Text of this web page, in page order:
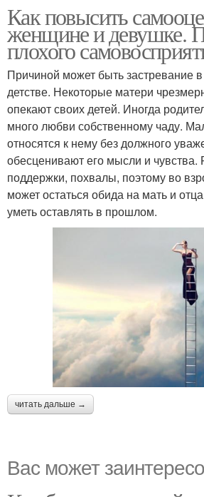
Как повысить
женщине и девушке.
плохого
Причиной может быть застревание
детстве. Некоторые матери
опекают своих детей. Иногда
много любви собственному чаду.
относятся к нему без должного
обесценивают его мысли и чувства.
поддержки, похвалы, поэтому во
может остаться обида на мать и
уметь оставлять в прошлом.
читать дальше →
Вас может